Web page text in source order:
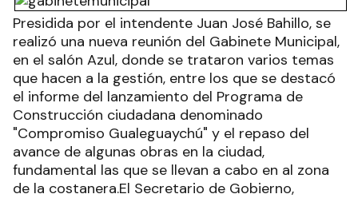
Presidida por el intendente Juan José Bahillo, se
realizó una nueva reunión del Gabinete Municipal,
en el salón Azul, donde se trataron varios temas
que hacen a la gestión, entre los que se destacó
el informe del lanzamiento del Programa de
Construcción ciudadana denominado
"Compromiso Gualeguaychú" y el repaso del
avance de algunas obras en la ciudad,
fundamental las que se llevan a cabo en al zona
de la costanera.El Secretario de Gobierno,